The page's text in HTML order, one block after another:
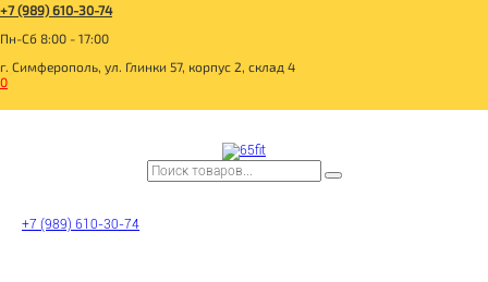
+7 (989) 610-30-74
Пн-Сб 8:00 - 17:00
г. Симферополь, ул. Глинки 57, корпус 2, склад 4
0
+7 (989) 610-30-74
TОВАРЫ ДЛЯ ИММУНИТЕТА
БАКАЛЕЯ
НАПИТКИ
САХАР И САХАРОЗАМЕНИТЕЛИ
СЛАДОСТИ И СНЕКИ
Фильтр
Склад